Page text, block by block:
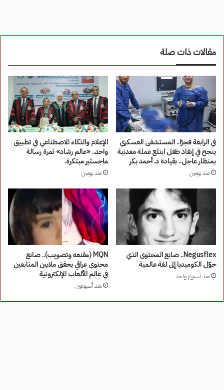
مقالات ذات صلة
في الرابعة فجرًا.. المستشفى العسكري
ينجح في إنقاذ طفل ابتلع عملة معدنية
بمنظار عاجل.. بقيادة د. أحمد بكر
منذ يومين
الإعلام والذكاء الاصطناعي في تطبيق
واحد.. «عالم رشاد» ثمرة رسالة
ماجستير مبتكرة.
منذ يومين
Negusflex.. صانع المحتوى الذي
حوّل الكوميديا إلى لغة عالمية
منذ أسبوع واحد
MQN (مقنعه وتصويب).. صانع
محتوى عراقي يحقق ملايين المتابعين
في عالم الألعاب الإلكترونية
منذ أسبوعين